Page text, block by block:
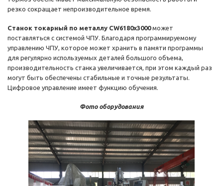
резко сокращает непроизводительное время.
Станок токарный по металлу CW6180x3000может
поставляться с системой ЧПУ. Благодаря программируемому
управлению ЧПУ, которое может хранить в памяти программы
для регулярно используемых деталей большого объема,
производительность станка увеличивается, при этом каждый раз
могут быть обеспечены стабильные и точные результаты.
Цифровое управление имеет функцию обучения.
Фото оборудования